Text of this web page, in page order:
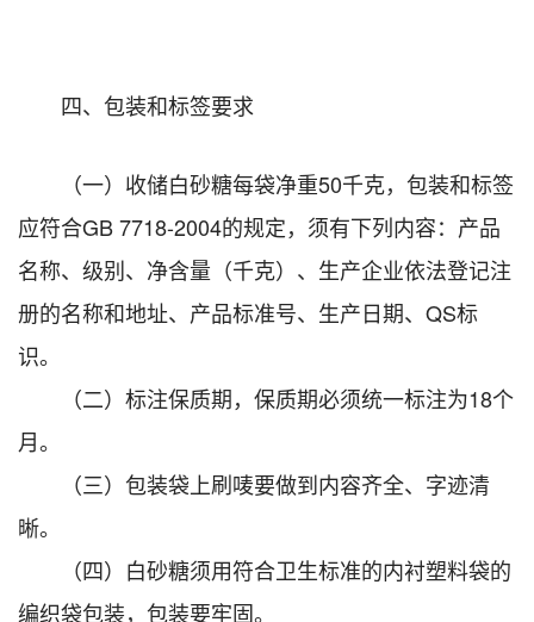
四、包装和标签要求
（一）收储白砂糖每袋净重50千克，包装和标签
应符合GB 7718-2004的规定，须有下列内容：产品
名称、级别、净含量（千克）、生产企业依法登记注
册的名称和地址、产品标准号、生产日期、QS标
识。
（二）标注保质期，保质期必须统一标注为18个
月。
（三）包装袋上刷唛要做到内容齐全、字迹清
晰。
（四）白砂糖须用符合卫生标准的内衬塑料袋的
编织袋包装，包装要牢固。